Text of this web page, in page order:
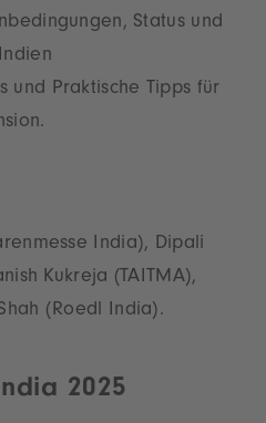
Status und
und Praktische Tipps für
India), Dipali
Kukreja (TAITMA),
(Roedl India).
2025